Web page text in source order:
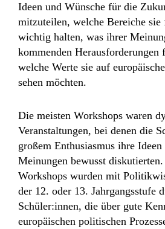
Ideen und Wünsche für die
mitzuteilen, welche Bereiche sie
wichtig halten, was ihrer
kommenden
welche Werte sie auf
sehen möchten.
Die meisten Workshops waren
Veranstaltungen, bei denen die
großem Enthusiasmus ihre
Meinungen bewusst
Workshops wurden mit
der 12. oder 13. Jahrgangsstufe
Schüler:innen, die über gute
europäischen politischen